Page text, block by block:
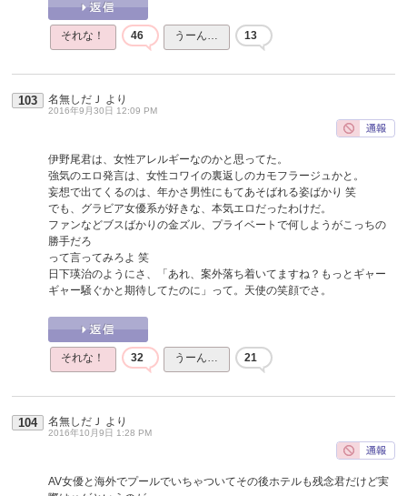
それな！ 46 うーん… 13
103 名無しだＪ より
2016年9月30日 12:09 PM
伊野尾君は、女性アレルギーなのかと思ってた。
強気のエロ発言は、女性コワイの裏返しのカモフラージュかと。
妄想で出てくるのは、年かさ男性にもてあそばれる姿ばかり 笑
でも、グラビア女優系が好きな、本気エロだったわけだ。
ファンなどブスばかりの金ズル、プライベートで何しようがこっちの
勝手だろ
って言ってみろよ 笑
日下瑛治のようにさ、「あれ、案外落ち着いてますね？もっとギャー
ギャー騒ぐかと期待してたのに」って。天使の笑顔でさ。
それな！ 32 うーん… 21
104 名無しだＪ より
2016年10月9日 1:28 PM
AV女優と海外でプールでいちゃついてその後ホテルも残念君だけど実